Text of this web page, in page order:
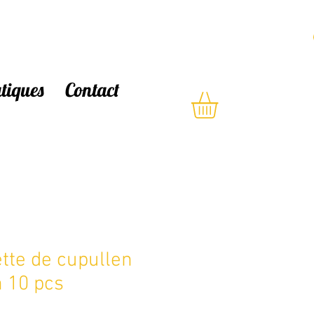
Contact
de cupullen
10 pcs